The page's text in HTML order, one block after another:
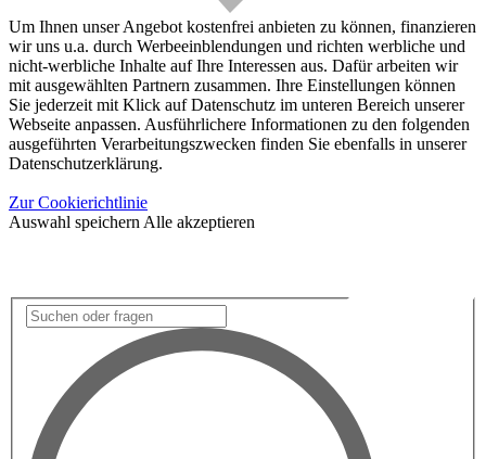
Um Ihnen unser Angebot kostenfrei anbieten zu können, finanzieren
wir uns u.a. durch Werbeeinblendungen und richten werbliche und
nicht-werbliche Inhalte auf Ihre Interessen aus. Dafür arbeiten wir
mit ausgewählten Partnern zusammen. Ihre Einstellungen können
Sie jederzeit mit Klick auf Datenschutz im unteren Bereich unserer
Webseite anpassen. Ausführlichere Informationen zu den folgenden
ausgeführten Verarbeitungszwecken finden Sie ebenfalls in unserer
Datenschutzerklärung.
Zur Cookierichtlinie
Auswahl speichern Alle akzeptieren